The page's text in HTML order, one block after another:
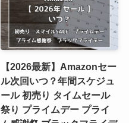
【2026最新】Amazonセー
ル次回いつ？年間スケジュ
ール 初売り タイムセール
祭り プライムデー プライ